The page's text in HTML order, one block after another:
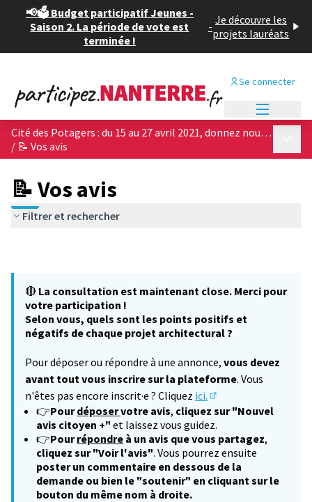
📢🗳️ Budget participatif Jeunes -
Saison 2. La période de vote est
terminée !
- Je découvre les
projets lauréats
Se connecter
Cité des Potagers : du 15 au 27 avril 2021, donnez nous votre avis sur les 4 projets architecturaux !
/ 📝 Vos avis
📝 Vos avis
Filtrer et rechercher
🔴 La consultation est maintenant close. Merci pour
votre participation !
Selon vous, quels sont les points positifs et
négatifs de chaque projet architectural ?
Pour déposer ou répondre à une annonce, vous devez
avant tout vous inscrire sur la plateforme. Vous
n'êtes pas encore inscrit·e ? Cliquez ici.
(S'ouvre dans un
👉Pourdéposervotre avis, cliquez sur "Nouvel
avis citoyen +" et laissez vous guidez.
👉Pourrépondre à un avis que vous partagez,
cliquez sur "Voir l'avis". Vous pourrez ensuite
poster un commentaire en dessous de la
demande ou bien le "soutenir" en cliquant sur le
bouton du même nom à droite.